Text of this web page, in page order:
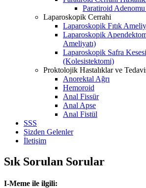
Paratiroid
Laparoskopik Cerrahi
Laparoskopik Fıtık
Laparoskopik
Ameliyatı)
Laparoskopik Safra
(Kolesistektomi)
Proktolojik Hastalıklar ve
Anorektal Ağrı
Hemoroid
Anal Fissür
Anal Apse
Anal Fistül
SSS
Sizden Gelenler
İletişim
Sık Sorulan Sorular
I-Meme ile ilgili: